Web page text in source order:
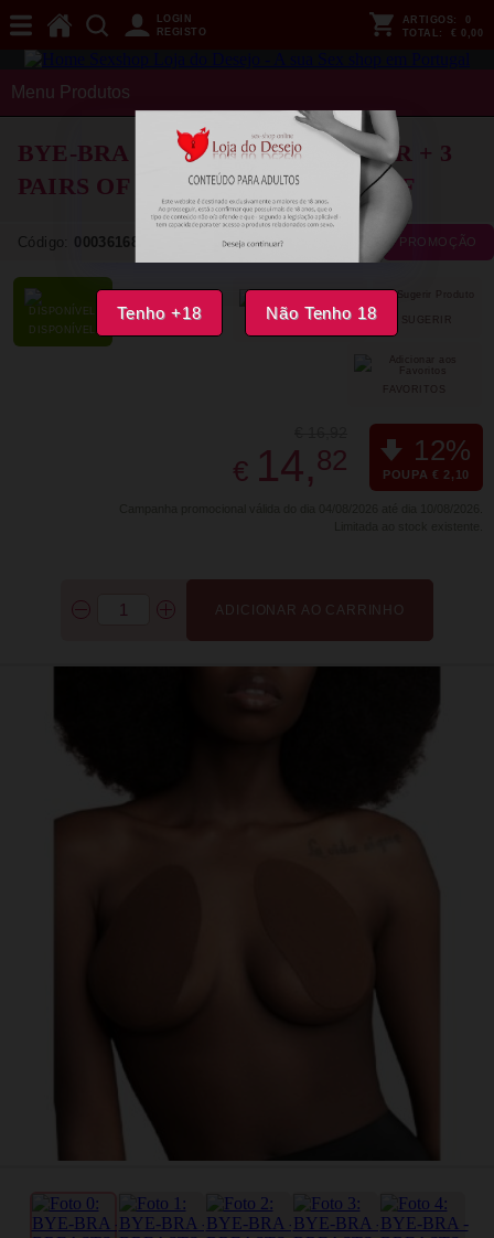
Tenho +18 Não Tenho 18
LOGIN
REGISTO
ARTIGOS:
0
TOTAL: € 0,00
Menu Produtos
BYE-BRA - BREASTS ENHANCER + 3
PAIRS OF SATIN BROWN CUPD/F
Código: 00036168 PROMOÇÃO
DISPONÍVEL
SUGERIR
FAVORITOS
€ 14,82 12%
POUPA € 2,10
ADICIONAR AO CARRINHO